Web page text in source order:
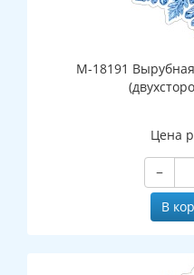
М-18191
Цена
−
В